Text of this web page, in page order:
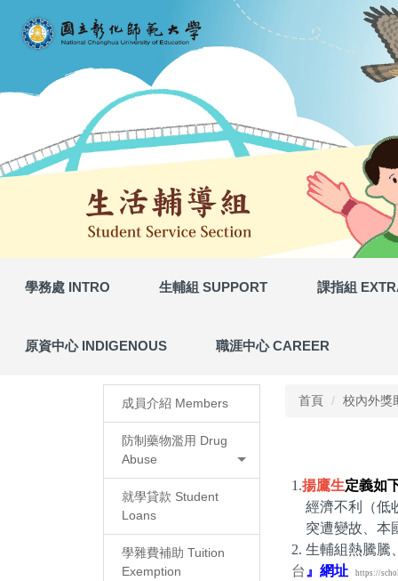
校內獎助學金一覽表
學務處 INTRO 生輔組 SUPPORT 課指組
原資中心 INDIGENOUS 職涯中心 CAREER
成員介紹 Members
防制藥物濫用 Drug
Abuse
就學貸款 Student
Loans
學雜費補助 Tuition
Exemption
首頁 校內外獎
1.揚鷹生定義如
經濟不利（低
突遭變故、本
2. 生輔組熱騰騰
台 』網址 https://